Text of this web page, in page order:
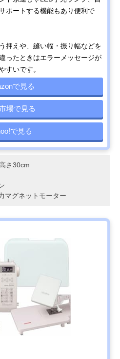
ポートする機能もあり便利で
押えや、縫い幅・振り幅などを
ったときはエラーメッセージが
すいです。
で見る
場で見る
で見る
さ30cm
マグネットモーター